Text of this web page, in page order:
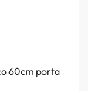
60cm porta